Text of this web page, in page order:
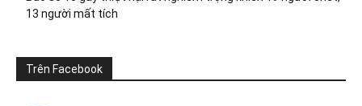
13 người mất tích
Trên Facebook